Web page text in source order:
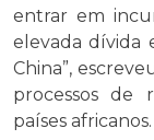
entrar em
elevada dívida
China”,
processos de
países africanos.